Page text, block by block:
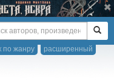
расширенный
по жанру